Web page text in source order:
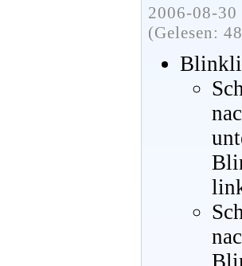
2006-08-
(Gelesen: